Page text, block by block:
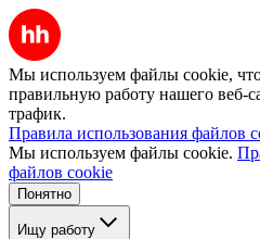
Мы используем файлы cookie,
правильную работу нашего веб-
трафик.
Правила использования файлов
Мы используем файлы cookie.
файлов cookie
Понятно
Ищу работу